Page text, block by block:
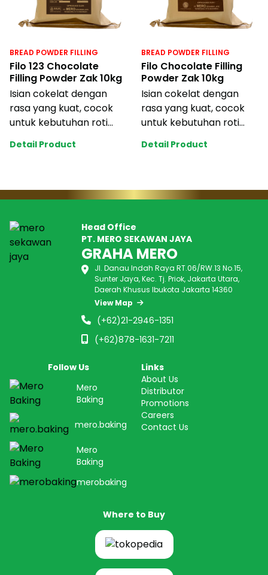
BREAD POWDER FILLING
Filo 123 Chocolate
Filling Powder Zak 10kg
Isian cokelat dengan
rasa yang kuat, cocok
untuk kebutuhan roti
harga yang terj
Detail Product
BREAD POWDER FILLING
Filo Chocolate Filling
Powder Zak 10kg
Isian cokelat dengan
rasa yang kuat, cocok
untuk kebutuhan roti
harga yang terj
Detail Product
Head Office
PT. MERO SEKAWAN JAYA
GRAHA MERO
Jl. Danau Indah Raya RT.06/RW.13 No.15,
Sunter Jaya, Kec. Tj. Priok, Jakarta Utara,
Daerah Khusus Ibukota Jakarta 14360
View Map
(+62)21-2946-1351
(+62)878-1631-7211
Follow Us
Mero
Baking
mero.baking
Mero
Baking
merobaking
Links
About Us
Distributor
Promotions
Careers
Contact Us
Where to Buy